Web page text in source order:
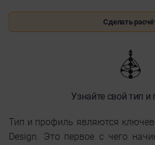
Сделать
Узнайте свой тип
Тип и профиль являются
Design. Это первое с чего